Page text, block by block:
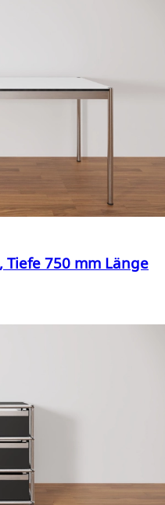
Tiefe 750 mm Länge